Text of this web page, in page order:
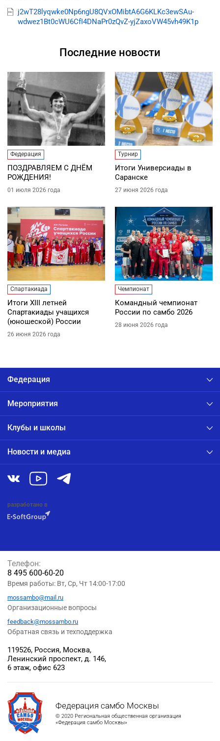
j2wT28lyqwke0Np6ngU8QVxOMibtA6G6KLKc3ewSAu-
wdwez1Bt0cWU6CfI4DNaPr0zQvZ-yjZaxoVW45vh49K1p
Последние новости
Федерация
ПОЗДРАВЛЯЕМ С ДНЁМ
РОЖДЕНИЯ!
01 июля 2026 года
Турнир
Итоги Универсиады в
Саранске
27 июня 2026 года
Спартакиада
Итоги XIII летней
Спартакиады учащихся
(юношеской) России
26 июня 2026 года
Чемпионат
Командный чемпионат
России по самбо 2026
28 июня 2026 года
Федерация
Мероприятия
Клубы и школы
Новости и медиа
разработано в
Федерация самбо Москвы
© 2020 Региональная общественная организация
«Федерация самбо Москвы»
119526, Россия, Москва,
Ленинский проспект, д. 146,
6 этаж, офис 623
Телефон:
8 495 600-60-20
Время работы: Вт, Ср, Чт 14:00-17:00
mossambo@mail.ru
Организационные вопросы
feedback@mossambo.ru
Обратная связь и техподдержка